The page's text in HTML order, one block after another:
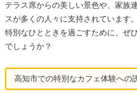
テラス席からの美しい景色や、家族
スが多くの人々に支持されています。
特別なひとときを過ごすために、ぜ
でしょうか？
高知市での特別なカフェ体験への